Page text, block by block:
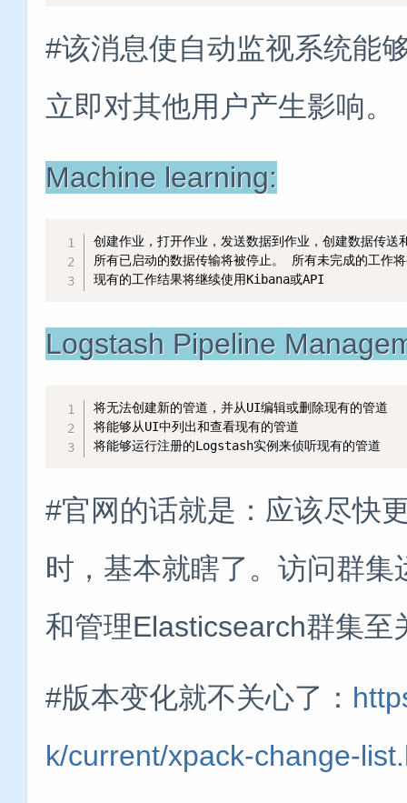
#该消息使自动监视系统能
立即对其他用户产生影响。
Machine learning:
创建作业，打开作业，发送数据到作业，创建数据传送
所有已启动的数据传输将被停止。 所有未完成的工作
现有的工作结果将继续使用Kibana或API
Logstash Pipeline
将无法创建新的管道，并从UI编辑或删除现有的管道
将能够从UI中列出和查看现有的管道
将能够运行注册的Logstash实例来侦听现有的管道
#官网的话就是：应该尽快
时，基本就瞎了。访问群
和管理Elasticsearch群集至
#版本变化就不关心了：
k/current/xpack-change-